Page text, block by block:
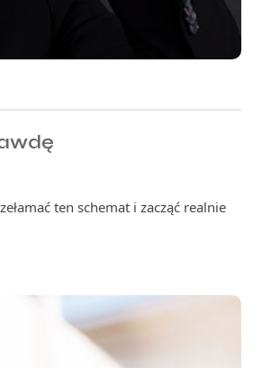
ten schemat i zacząć realnie